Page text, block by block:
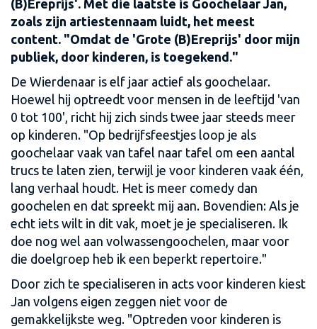
(B)Ereprijs'. Met die laatste is Goochelaar Jan,
zoals zijn artiestennaam luidt, het meest
content. "Omdat de 'Grote (B)Ereprijs' door mijn
publiek, door kinderen, is toegekend."
De Wierdenaar is elf jaar actief als goochelaar.
Hoewel hij optreedt voor mensen in de leeftijd 'van
0 tot 100', richt hij zich sinds twee jaar steeds meer
op kinderen. "Op bedrijfsfeestjes loop je als
goochelaar vaak van tafel naar tafel om een aantal
trucs te laten zien, terwijl je voor kinderen vaak één,
lang verhaal houdt. Het is meer comedy dan
goochelen en dat spreekt mij aan. Bovendien: Als je
echt iets wilt in dit vak, moet je je specialiseren. Ik
doe nog wel aan volwassengoochelen, maar voor
die doelgroep heb ik een beperkt repertoire."
Door zich te specialiseren in acts voor kinderen kiest
Jan volgens eigen zeggen niet voor de
gemakkelijkste weg. "Optreden voor kinderen is